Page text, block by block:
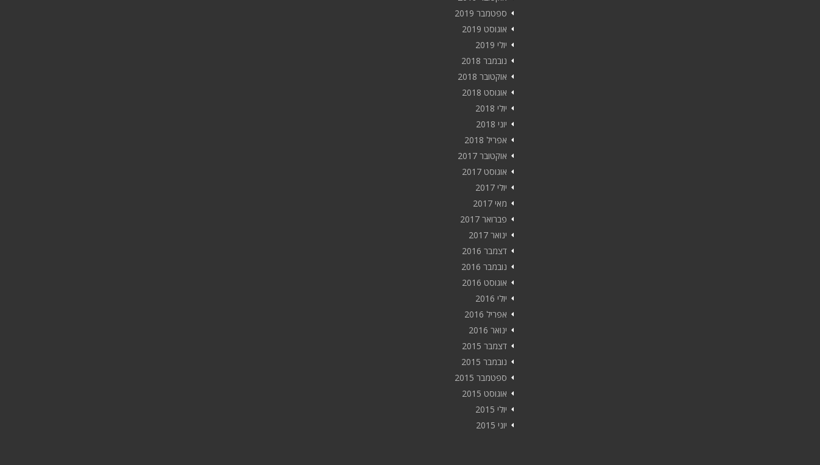
ספטמבר 2019
אוגוסט 2019
יולי 2019
נובמבר 2018
אוקטובר 2018
אוגוסט 2018
יולי 2018
יוני 2018
אפריל 2018
אוקטובר 2017
אוגוסט 2017
יולי 2017
מאי 2017
פברואר 2017
ינואר 2017
דצמבר 2016
נובמבר 2016
אוגוסט 2016
יולי 2016
אפריל 2016
ינואר 2016
דצמבר 2015
נובמבר 2015
ספטמבר 2015
אוגוסט 2015
יולי 2015
יוני 2015